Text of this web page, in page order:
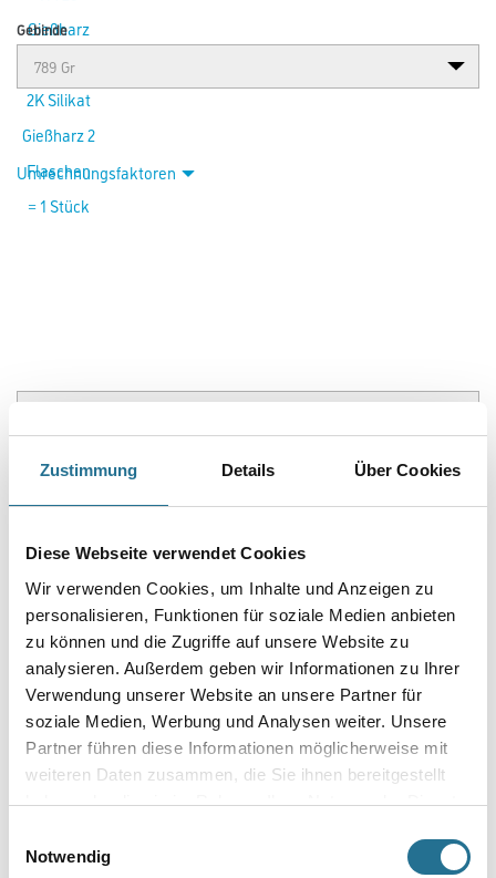
Zustimmung Details Über Cookies
Diese Webseite verwendet Cookies
Wir verwenden Cookies, um Inhalte und Anzeigen zu
personalisieren, Funktionen für soziale Medien anbieten
zu können und die Zugriffe auf unsere Website zu
analysieren. Außerdem geben wir Informationen zu Ihrer
Verwendung unserer Website an unsere Partner für
soziale Medien, Werbung und Analysen weiter. Unsere
Partner führen diese Informationen möglicherweise mit
weiteren Daten zusammen, die Sie ihnen bereitgestellt
haben oder die sie im Rahmen Ihrer Nutzung der Dienste
Notwendig
Gebinde
Umrechnungsfaktoren
Produkteigenschaft
Sehr emissionsarme, zweikomponentige Vergussmasse für: - das
Rissen bzw. breiten Fugen vorzugsweise Thomsit R 726 Blitzharz
einsetzen.
Achtung
ZUSATZINFOS
GEFAHRENHINWEISE
DATENBLÄTTER